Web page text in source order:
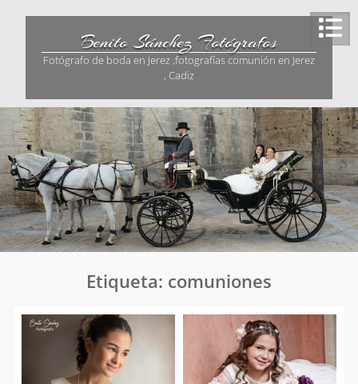
Benito Sánchez Fotógrafos
Fotógrafo de boda en Jerez ,fotografías comunión en Jerez
, Cadiz
Etiqueta: comuniones